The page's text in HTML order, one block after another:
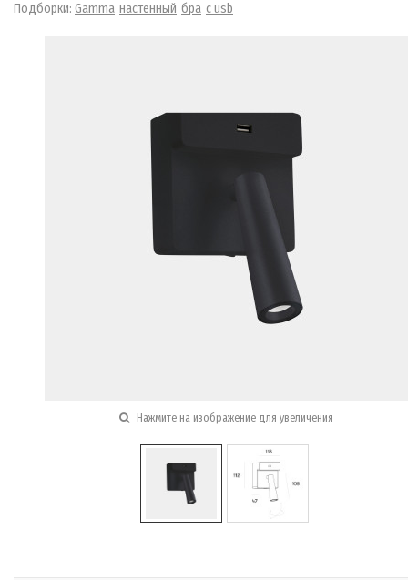
Подборки: Gamma настенный бра с usb
Нажмите на изображение для увеличения